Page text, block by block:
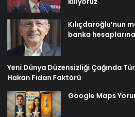
Kılıçdaroğlu’nun
banka
Yeni Dünya Düzensizliği Çağında
Hakan Fidan Faktörü
Google Maps